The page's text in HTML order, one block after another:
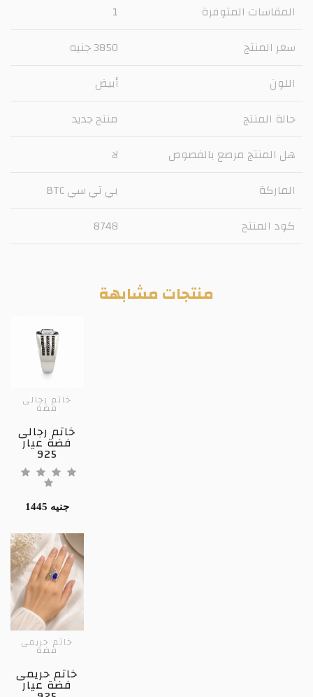
المقاسات المتوفرة
1
سعر المنتج
3850 جنيه
اللون
أبيض
حالة المنتج
منتج جديد
هل المنتج مرصع بالفصوص
لا
الماركة
بي تي سي BTC
كود المنتج
8748
منتجات مشابهة
خاتم رجالى
فضة
خاتم رجالى
فضة عيار
925
1445 جنيه
خاتم حريمى
فضة
خاتم حريمى
فضة عيار